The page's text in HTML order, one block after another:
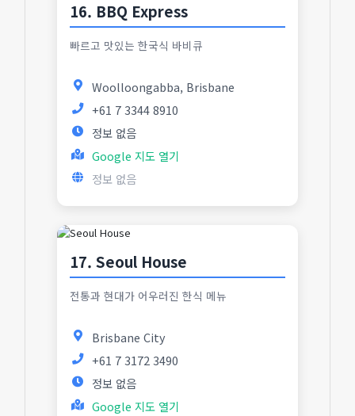
16. BBQ Express
빠르고 맛있는 한국식 바비큐
Woolloongabba, Brisbane
+61 7 3344 8910
정보 없음
Google 지도 열기
정보 없음
17. Seoul House
전통과 현대가 어우러진 한식 메뉴
Brisbane City
+61 7 3172 3490
정보 없음
Google 지도 열기